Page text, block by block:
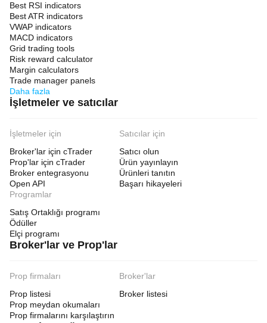
Best RSI indicators
Best ATR indicators
VWAP indicators
MACD indicators
Grid trading tools
Risk reward calculator
Margin calculators
Trade manager panels
Daha fazla
İşletmeler ve satıcılar
İşletmeler için
Broker'lar için cTrader
Prop'lar için cTrader
Broker entegrasyonu
Open API
Satıcılar için
Satıcı olun
Ürün yayınlayın
Ürünleri tanıtın
Başarı hikayeleri
Programlar
Satış Ortaklığı programı
Ödüller
Elçi programı
Broker'lar ve Prop'lar
Prop firmaları
Prop listesi
Prop meydan okumaları
Prop firmalarını karşılaştırın
Broker'lar
Broker listesi